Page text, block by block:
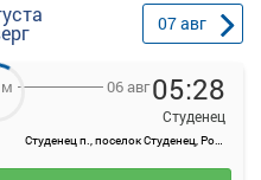
07авг
м 06 авг05:28
Студенец
Студенец п., поселок Студенец, Россия
с расписанием и
Сыктывкар - Студенец.